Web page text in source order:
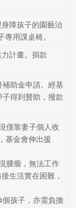
障孩子的園藝治
專用課桌椅。
計畫。捐款
助金申請。經基
得到贊助，撥款
僅靠妻子個人收
基金會伸出援
腫瘤，無法工作
生活實在困難，
孩子，亦需負擔